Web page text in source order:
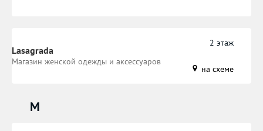
Lasagrada
Магазин женской одежды и аксессуаров
2 этаж
на схеме
M